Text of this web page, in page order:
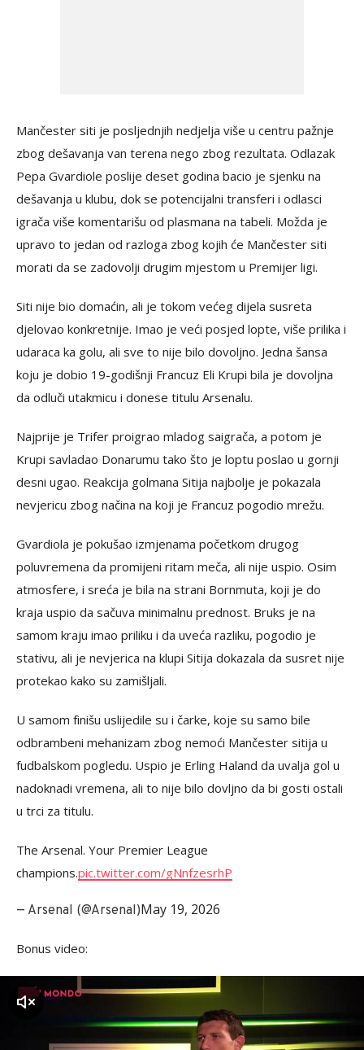
Mančester siti je posljednjih nedjelja više u centru pažnje
zbog dešavanja van terena nego zbog rezultata. Odlazak
Pepa Gvardiole poslije deset godina bacio je sjenku na
dešavanja u klubu, dok se potencijalni transferi i odlasci
igrača više komentarišu od plasmana na tabeli. Možda je
upravo to jedan od razloga zbog kojih će Mančester siti
morati da se zadovolji drugim mjestom u Premijer ligi.
Siti nije bio domaćin, ali je tokom većeg dijela susreta
djelovao konkretnije. Imao je veći posjed lopte, više prilika i
udaraca ka golu, ali sve to nije bilo dovoljno. Jedna šansa
koju je dobio 19-godišnji Francuz Eli Krupi bila je dovoljna
da odluči utakmicu i donese titulu Arsenalu.
Najprije je Trifer proigrao mladog saigrača, a potom je
Krupi savladao Donarumu tako što je loptu poslao u gornji
desni ugao. Reakcija golmana Sitija najbolje je pokazala
nevjericu zbog načina na koji je Francuz pogodio mrežu.
Gvardiola je pokušao izmjenama početkom drugog
poluvremena da promijeni ritam meča, ali nije uspio. Osim
atmosfere, i sreća je bila na strani Bornmuta, koji je do
kraja uspio da sačuva minimalnu prednost. Bruks je na
samom kraju imao priliku i da uveća razliku, pogodio je
stativu, ali je nevjerica na klupi Sitija dokazala da susret nije
protekao kako su zamišljali.
U samom finišu uslijedile su i čarke, koje su samo bile
odbrambeni mehanizam zbog nemoći Mančester sitija u
fudbalskom pogledu. Uspio je Erling Haland da uvalja gol u
nadoknadi vremena, ali to nije bilo dovljno da bi gosti ostali
u trci za titulu.
The Arsenal. Your Premier League
champions.pic.twitter.com/gNnfzesrhP
— Arsenal (@Arsenal)May 19, 2026
Bonus video: